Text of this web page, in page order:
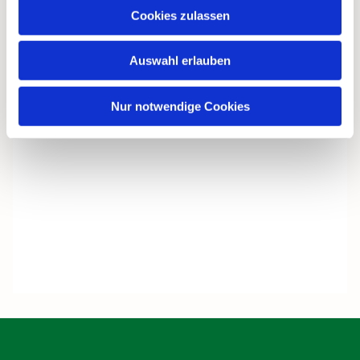
Cookies zulassen
Auswahl erlauben
Nur notwendige Cookies